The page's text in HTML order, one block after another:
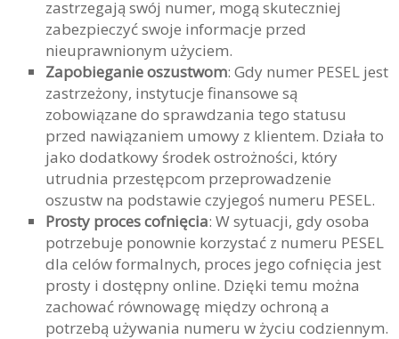
zastrzegają swój numer, mogą skuteczniej
zabezpieczyć swoje informacje przed
nieuprawnionym użyciem.
Zapobieganie oszustwom: Gdy numer PESEL jest
zastrzeżony, instytucje finansowe są
zobowiązane do sprawdzania tego statusu
przed nawiązaniem umowy z klientem. Działa to
jako dodatkowy środek ostrożności, który
utrudnia przestępcom przeprowadzenie
oszustw na podstawie czyjegoś numeru PESEL.
Prosty proces cofnięcia: W sytuacji, gdy osoba
potrzebuje ponownie korzystać z numeru PESEL
dla celów formalnych, proces jego cofnięcia jest
prosty i dostępny online. Dzięki temu można
zachować równowagę między ochroną a
potrzebą używania numeru w życiu codziennym.